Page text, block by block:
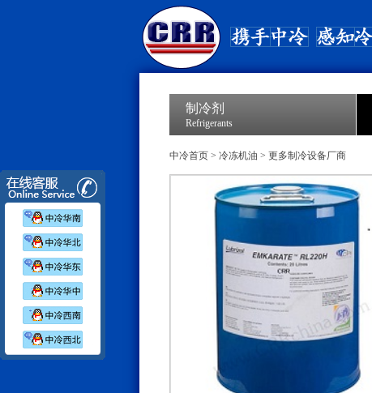
制冷剂
Refrigerants
中冷首页 > 冷冻机油 > 更多制冷设备厂商